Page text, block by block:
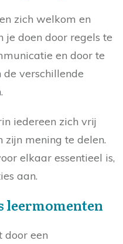
zich welkom en
je doen door regels te
en door te
verschillende
iedereen zich vrij
zijn mening te delen.
elkaar essentieel is,
aan.
leermomenten
door een